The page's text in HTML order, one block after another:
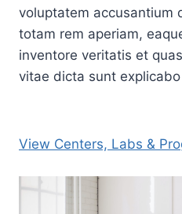
voluptatem accusantium
totam rem aperiam,
inventore veritatis et
vitae dicta sunt explicabo
View Centers, Labs &